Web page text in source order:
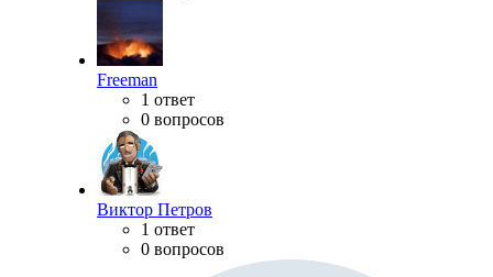
Freeman
1 ответ
0 вопросов
Виктор Петров
1 ответ
0 вопросов